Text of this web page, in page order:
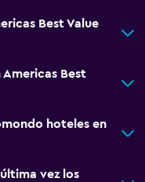
Best Value
Best
hoteles en
vez los